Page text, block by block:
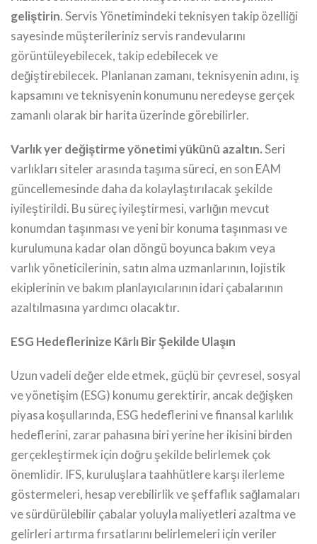
geliştirin. Servis Yönetimindeki teknisyen takip özelliği
sayesinde müşterileriniz servis randevularını
görüntüleyebilecek, takip edebilecek ve
değiştirebilecek. Planlanan zamanı, teknisyenin adını, iş
kapsamını ve teknisyenin konumunu neredeyse gerçek
zamanlı olarak bir harita üzerinde görebilirler.
Varlık yer değiştirme yönetimi yükünü azaltın.Seri
varlıkları siteler arasında taşıma süreci, en son EAM
güncellemesinde daha da kolaylaştırılacak şekilde
iyileştirildi. Bu süreç iyileştirmesi, varlığın mevcut
konumdan taşınması ve yeni bir konuma taşınması ve
kurulumuna kadar olan döngü boyunca bakım veya
varlık yöneticilerinin, satın alma uzmanlarının, lojistik
ekiplerinin ve bakım planlayıcılarının idari çabalarının
azaltılmasına yardımcı olacaktır.
ESG Hedeflerinize Kârlı Bir Şekilde Ulaşın
Uzun vadeli değer elde etmek, güçlü bir çevresel, sosyal
ve yönetişim (ESG) konumu gerektirir, ancak değişken
piyasa koşullarında, ESG hedeflerini ve finansal karlılık
hedeflerini, zarar pahasına biri yerine her ikisini birden
gerçekleştirmek için doğru şekilde belirlemek çok
önemlidir. IFS, kuruluşlara taahhütlere karşı ilerleme
göstermeleri, hesap verebilirlik ve şeffaflık sağlamaları
ve sürdürülebilir çabalar yoluyla maliyetleri azaltma ve
gelirleri artırma fırsatlarını belirlemeleri için veriler